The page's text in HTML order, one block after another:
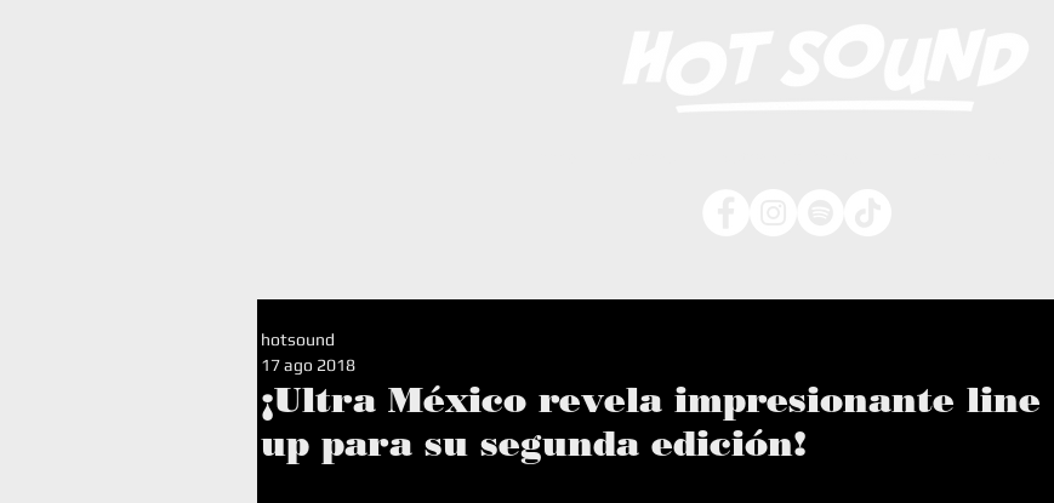
¡Ultra México revela impresionante line
up para su segunda edición!
hotsound
17 ago 2018